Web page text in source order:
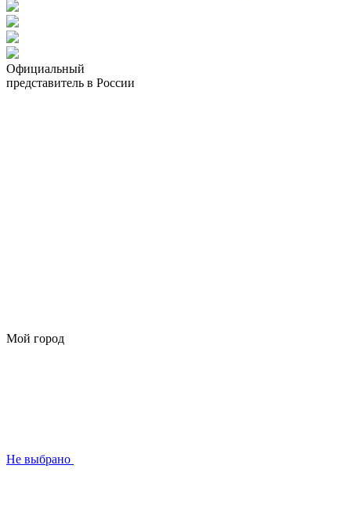
Официальный
представитель в России
Мой город
Не выбрано